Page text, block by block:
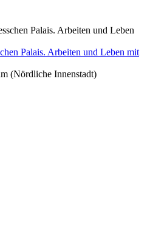
Palais. Arbeiten und Leben mit
(Nördliche Innenstadt)